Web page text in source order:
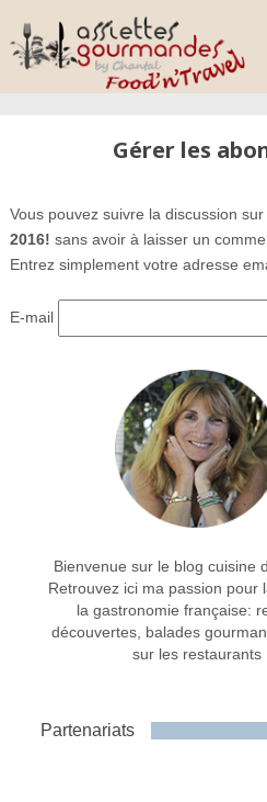
Gérer les
Vous pouvez suivre la discussion sur
2016! sans avoir à laisser un
Entrez simplement votre adresse
E-mail
Bienvenue sur le blog cuisine
Retrouvez ici ma passion pour
la gastronomie française:
découvertes, balades
sur les restaurants
Partenariats